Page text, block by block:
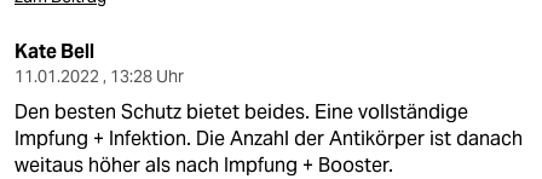
Kate Bell
11.01.2022 , 13:28 Uhr
Den besten Schutz bietet beides. Eine vollständige
Impfung + Infektion. Die Anzahl der Antikörper ist danach
weitaus höher als nach Impfung + Booster.